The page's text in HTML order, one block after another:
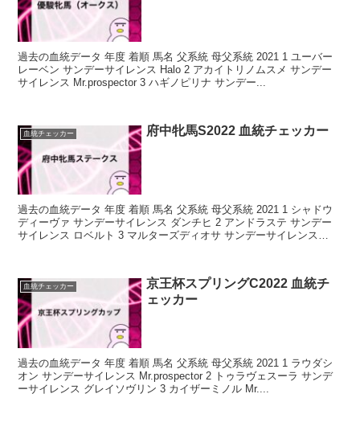
過去の血統データ 年度 着順 馬名 父系統 母父系統 2021 1 ユーバー
レーベン サンデーサイレンス Halo 2 アカイトリノムスメ サンデー
サイレンス Mr.prospector 3 ハギノピリナ サンデー...
血統チェッカー 府中牝馬S2022 血統チェッカー
過去の血統データ 年度 着順 馬名 父系統 母父系統 2021 1 シャドウ
ディーヴァ サンデーサイレンス ダンチヒ 2 アンドラステ サンデー
サイレンス ロベルト 3 マルターズディオサ サンデーサイレンス
血統チェッカー
京王杯スプリングC2022 血統チ
ェッカー
過去の血統データ 年度 着順 馬名 父系統 母父系統 2021 1 ラウダシ
オン サンデーサイレンス Mr.prospector 2 トゥラヴェスーラ サンデ
ーサイレンス グレイソヴリン 3 カイザーミノル Mr....